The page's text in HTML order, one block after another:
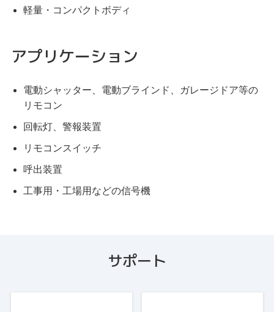
軽量・コンパクトボディ
アプリケーション
電動シャッター、電動ブラインド、ガレージドア等の
リモコン
回転灯、警報装置
リモコンスイッチ
呼出装置
工事用・工場用などの信号機
サポート